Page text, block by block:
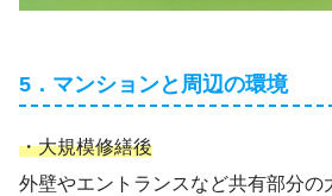
5．マンションと周辺の環境
・大規模修繕後
外壁やエントランスなど共有部分の